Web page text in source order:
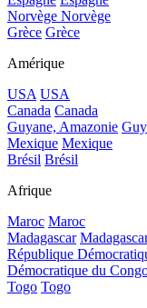
Norvège Norvège
Grèce Grèce
Amérique
USA USA
Canada Canada
Guyane, Amazonie
Mexique Mexique
Brésil Brésil
Afrique
Maroc Maroc
Madagascar
République
Démocratique du
Togo Togo